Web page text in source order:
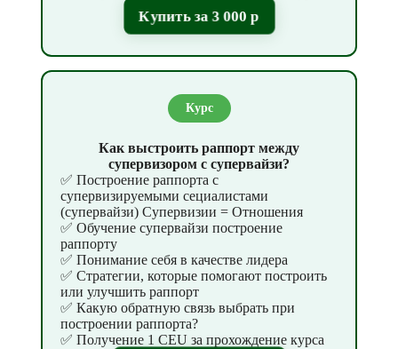
Купить за 3 000 р
Курс
Как выстроить раппорт между
супервизором с супервайзи?
✅ Построение раппорта с
супервизируемыми сециалистами
(супервайзи) Супервизии = Отношения
✅ Обучение супервайзи построение
раппорту
✅ Понимание себя в качестве лидера
✅ Стратегии, которые помогают построить
или улучшить раппорт
✅ Какую обратную связь выбрать при
построении раппорта?
✅ Получение 1 CEU за прохождение курса